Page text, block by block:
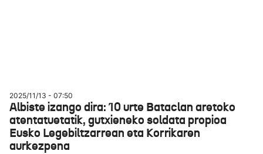
2025/11/13 - 07:50
Albiste izango dira: 10 urte Bataclan aretoko
atentatuetatik, gutxieneko soldata propioa
Eusko Legebiltzarrean eta Korrikaren
aurkezpena